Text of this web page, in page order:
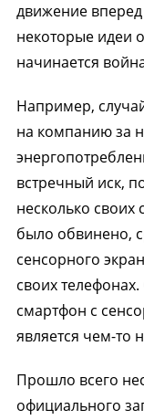
движение
некоторые идеи
начинается
Например,
на компанию за
встречный иск,
несколько своих
было обвинено,
сенсорного
своих
смартфон с
является чем-
Прошло всего
официального